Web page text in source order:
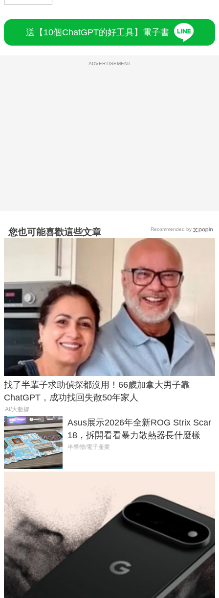
送【10個ChatGPT的好工具】電子書
ADVERTISEMENT
您也可能喜歡這些文章
找了半輩子求助偵探都沒用！66歲加拿大男子靠
ChatGPT，成功找回失散50年家人
AI/大數據
Asus展示2026年全新ROG Strix Scar
18，拆開看看暴力散熱器長什麼樣
半導體/電子產業
Recommended by